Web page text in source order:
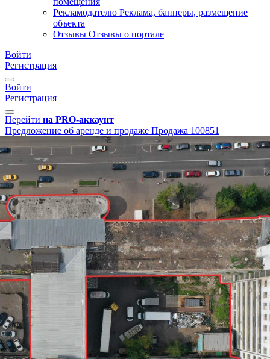
Рекламодателю Реклама, баннеры, размещение
объекта
Отзывы Отзывы о портале
Войти
Регистрация
Войти
Регистрация
Перейти на PRO-аккаунт
Предложение об аренде и продаже Продажа 100851